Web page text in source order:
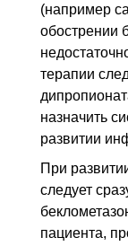
(например
обострении
терапии
назначить
развитии
При
следует
пациента,